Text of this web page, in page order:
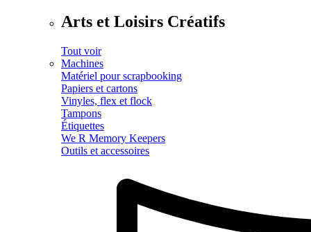
Arts et Loisirs Créatifs
Tout voir
Machines
Matériel pour scrapbooking
Papiers et cartons
Vinyles, flex et flock
Tampons
Étiquettes
We R Memory Keepers
Outils et accessoires